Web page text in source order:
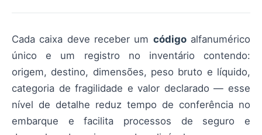
Cada caixa deve receber um códigoalfanumérico
único e um registro no inventário contendo:
origem, destino, dimensões, peso bruto e líquido,
categoria de fragilidade e valor declarado — esse
nível de detalhe reduz tempo de conferência no
embarque e facilita processos de seguro e